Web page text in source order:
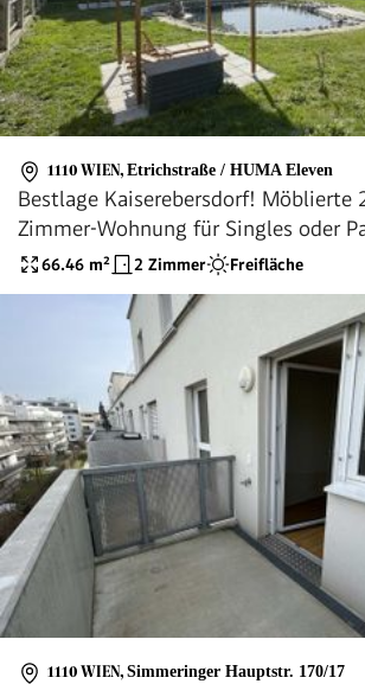
1110 WIEN, Etrichstraße / HUMA Eleven
Bestlage Kaiserebersdorf! Möblierte
Zimmer-Wohnung für Singles oder
mit Balkon, Gartennutzung und
66.46 m² 2 Zimmer Freifläche
1110 WIEN, Simmeringer Hauptstr. 170/17